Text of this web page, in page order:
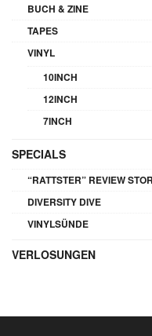
BUCH & ZINE
TAPES
VINYL
10INCH
12INCH
7INCH
SPECIALS
“RATTSTER” REVIEW
DIVERSITY DIVE
VINYLSÜNDE
VERLOSUNGEN